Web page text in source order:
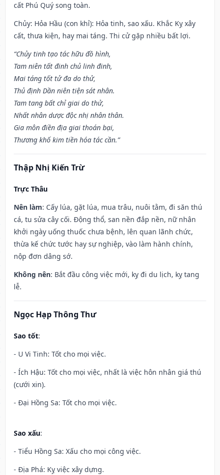
cất Phú Quý song toàn.
Chủy: Hỏa Hầu (con khỉ): Hỏa tinh, sao xấu. Khắc Kỵ xây
cất, thưa kiện, hay mai táng. Thi cử gặp nhiều bất lợi.
“Chủy tinh tạo tác hữu đồ hình,
Tam niên tất đinh chủ linh đinh,
Mai táng tốt tử đa do thử,
Thủ định Dần niên tiện sát nhân.
Tam tang bất chỉ giai do thử,
Nhất nhân dược độc nhị nhân thân.
Gia môn điền địa giai thoán bại,
Thương khố kim tiền hóa tác cần.”
Thập Nhị Kiến Trừ
Trực Thâu
Nên làm: Cấy lúa, gặt lúa, mua trâu, nuôi tằm, đi săn thú
cá, tu sửa cây cối. Động thổ, san nền đắp nền, nữ nhân
khởi ngày uống thuốc chưa bệnh, lên quan lãnh chức,
thừa kế chức tước hay sự nghiệp, vào làm hành chính,
nộp đơn dâng sớ.
Không nên: Bắt đầu công việc mới, kỵ đi du lịch, kỵ tang
lễ.
Ngọc Hạp Thông Thư
Sao tốt:
- U Vi Tinh: Tốt cho mọi việc.
- Ích Hậu: Tốt cho mọi việc, nhất là việc hôn nhân giá thú
(cưới xin).
- Đại Hồng Sa: Tốt cho mọi việc.
Sao xấu:
- Tiểu Hồng Sa: Xấu cho mọi công việc.
- Địa Phá: Kỵ việc xây dựng.